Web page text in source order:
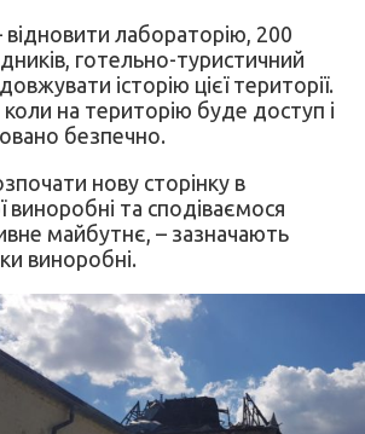
лабораторію, 200
готельно-туристичний
історію цієї території.
на територію буде доступ і
безпечно.
нову сторінку в
виноробні та сподіваємося
майбутнє, – зазначають
виноробні.